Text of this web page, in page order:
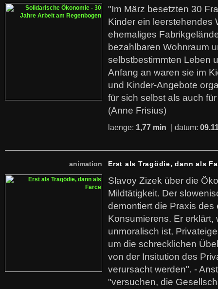
"Im März besetzten 30
Kinder ein leerstehendes
ehemaliges
bezahlbaren Wohnraum
selbstbestimmten Leben
Anfang an waren sie im
und Kinder-Angebote
für sich selbst als auch
(Anne Frisius)
laenge: 1,77 min | datum:
animation Erst als Tragödie, dann als
Slavoy Zizek über die
Mildtätigkeit. Der
demontiert die Praxis des
Konsumierens. Er erklärt,
unmoralisch ist,
um die schrecklichen
von der Insitution des
verursacht werden". -
"versuchen, die